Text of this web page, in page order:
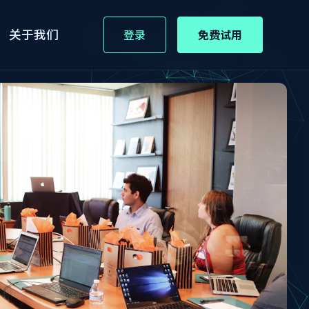
关于我们 登录 免费试用